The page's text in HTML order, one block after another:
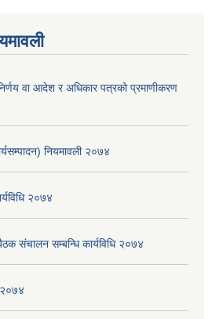
वा आदेश र अधिकार पत्रको प्रमाणीकरण
नियमावली २०७४
२०७४
संचालन सम्बन्धि कार्यविधि २०७४